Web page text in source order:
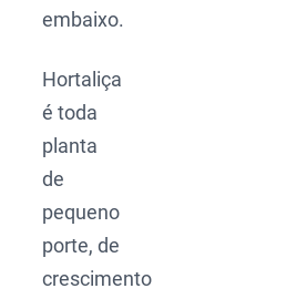
embaixo.
Hortaliça
é toda
planta
de
pequeno
porte, de
crescimento